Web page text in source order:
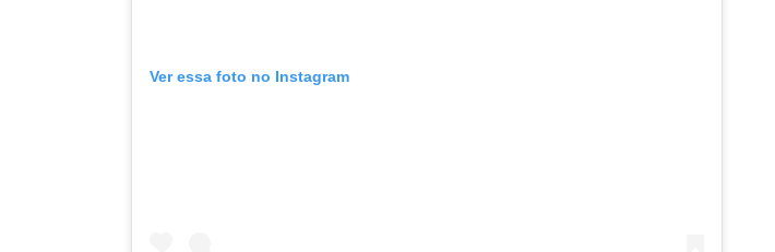
Ver essa foto no Instagram